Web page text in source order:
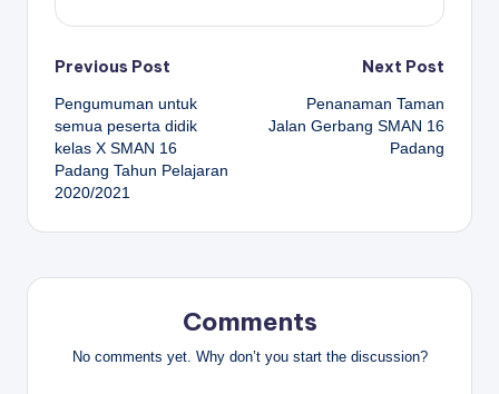
Post
navigation
Previous Post
Pengumuman untuk
semua peserta didik
kelas X SMAN 16
Padang Tahun Pelajaran
2020/2021
Next Post
Penanaman Taman
Jalan Gerbang SMAN 16
Padang
Comments
No comments yet. Why don’t you start the discussion?